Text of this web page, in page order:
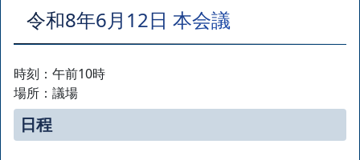
令和8年6月12日 本会議
時刻：午前10時
場所：議場
日程